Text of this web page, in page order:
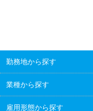
勤務地から探す
業種から探す
雇用形態から探す